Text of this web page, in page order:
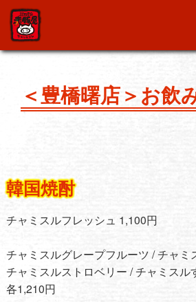
＜豊橋曙店＞お飲
韓国焼酎
チャミスルフレッシュ 1,100円
チャミスルグレープフルーツ / チャミ
チャミスルストロベリー / チャミスル
各1,210円